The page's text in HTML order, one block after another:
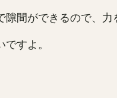
間ができるので、
すよ。